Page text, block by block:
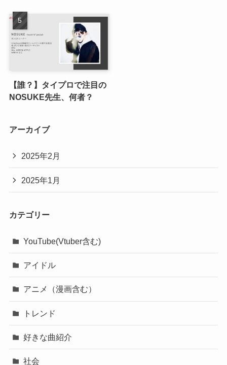
【誰？】タイプロで注目の
NOSUKE先生、何者？
アーカイブ
2025年2月
2025年1月
カテゴリー
YouTube(Vtuber含む)
アイドル
アニメ（漫画含む）
トレンド
好きな曲紹介
社会